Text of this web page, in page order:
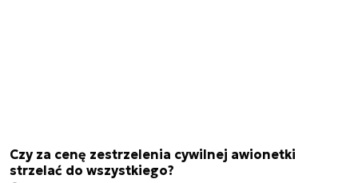
Czy za cenę zestrzelenia cywilnej awionetki
strzelać do wszystkiego?